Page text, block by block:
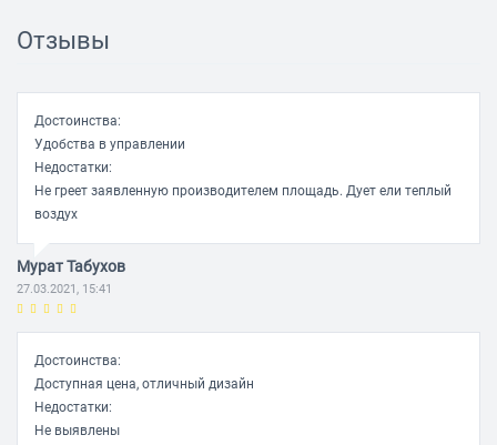
Отзывы
Достоинства:
Удобства в управлении
Недостатки:
Не греет заявленную производителем площадь. Дует ели теплый
воздух
Мурат Табухов
27.03.2021, 15:41
Достоинства:
Доступная цена, отличный дизайн
Недостатки:
Не выявлены